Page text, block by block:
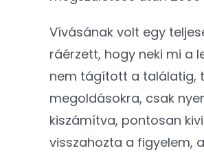
Vívásának volt egy
ráérzett, hogy neki mi a
nem tágított a találatig,
megoldásokra, csak
kiszámítva, pontosan
visszahozta a figyelem,